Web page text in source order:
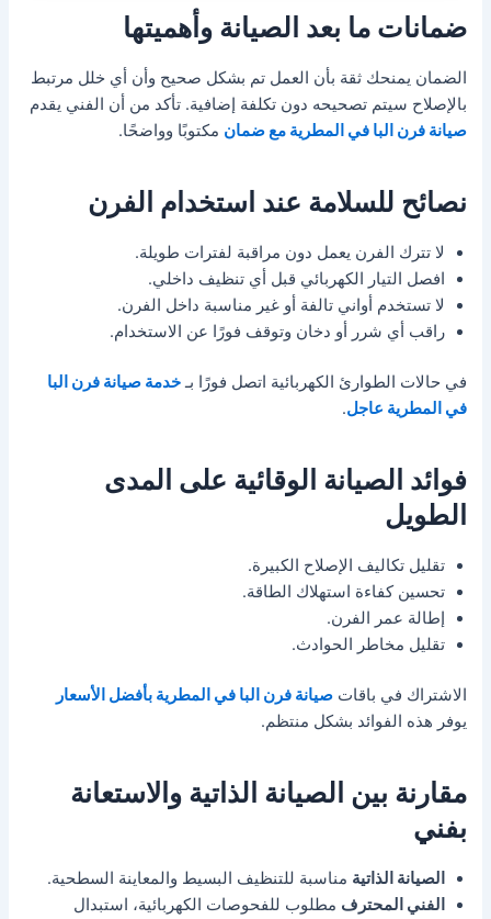
ضمانات ما بعد الصيانة وأهميتها
الضمان يمنحك ثقة بأن العمل تم بشكل صحيح وأن أي خلل مرتبط
بالإصلاح سيتم تصحيحه دون تكلفة إضافية. تأكد من أن الفني يقدم
صيانة فرن البا في المطرية مع ضمان مكتوبًا وواضحًا.
نصائح للسلامة عند استخدام الفرن
لا تترك الفرن يعمل دون مراقبة لفترات طويلة.
افصل التيار الكهربائي قبل أي تنظيف داخلي.
لا تستخدم أواني تالفة أو غير مناسبة داخل الفرن.
راقب أي شرر أو دخان وتوقف فورًا عن الاستخدام.
في حالات الطوارئ الكهربائية اتصل فورًا بـخدمة صيانة فرن البا
في المطرية عاجل.
فوائد الصيانة الوقائية على المدى
الطويل
تقليل تكاليف الإصلاح الكبيرة.
تحسين كفاءة استهلاك الطاقة.
إطالة عمر الفرن.
تقليل مخاطر الحوادث.
الاشتراك في باقاتصيانة فرن البا في المطرية بأفضل الأسعار
يوفر هذه الفوائد بشكل منتظم.
مقارنة بين الصيانة الذاتية والاستعانة
بفني
الصيانة الذاتية مناسبة للتنظيف البسيط والمعاينة السطحية.
الفني المحترف مطلوب للفحوصات الكهربائية، استبدال